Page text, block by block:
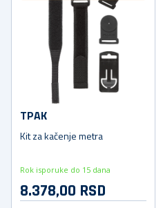
TPAK
Kit za kačenje metra
Rok isporuke do 15 dana
8.378,00 RSD